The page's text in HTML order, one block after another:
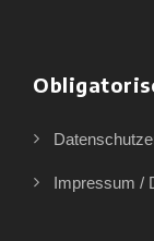
Impressum /